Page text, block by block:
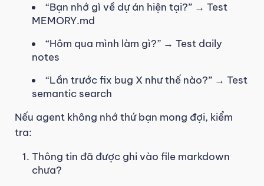
“Bạn nhớ gì về dự án hiện tại?” → Test
MEMORY.md
“Hôm qua mình làm gì?” → Test daily
notes
“Lần trước fix bug X như thế nào?” → Test
semantic search
Nếu agent không nhớ thứ bạn mong đợi, kiểm
tra:
Thông tin đã được ghi vào file markdown
chưa?